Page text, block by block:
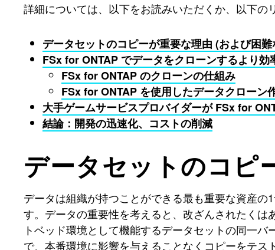
詳細については、以下をお読みいただくか、以下の
データセットのコピーが重要な理由 (および困
FSx for ONTAP でデータをクローンするより効
FSx for ONTAP のクローンの仕組み
FSx for ONTAP を使用したデータクローン
大手ゲームサービスプロバイダーが FSx for
結論：開発の迅速化、コストの削減
データセットのコピ
データは組織が持つことができる最も重要な資産
す。データの重要性を考えると、改ざんされたく
トベッド環境として機能するデータセットの同一
で、本番環境に影響を与えることなくコピーをテス